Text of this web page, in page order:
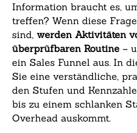
Information braucht es,
treffen? Wenn diese
sind, werden Aktivitäten
überprüfbaren Routine–
ein Sales Funnel aus. In
Sie eine verständliche,
den Stufen und
bis zu einem schlanken
Overhead auskommt.